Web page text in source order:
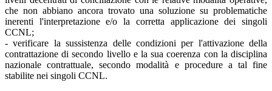
che non abbiano ancora trovato una soluzione su problematiche
inerenti l'interpretazione e/o la corretta applicazione dei singoli
CCNL;
- verificare la sussistenza delle condizioni per l'attivazione della
contrattazione di secondo livello e la sua coerenza con la disciplina
nazionale contrattuale, secondo modalità e procedure a tal fine
stabilite nei singoli CCNL.